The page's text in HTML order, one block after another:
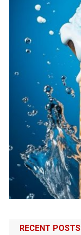
RECENT POSTS